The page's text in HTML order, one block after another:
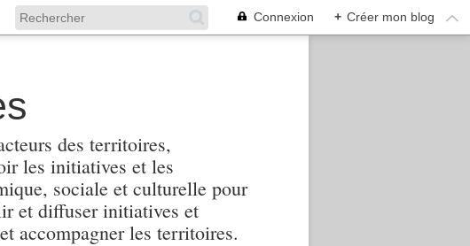
Connexion + Créer mon blog
des territoires,
les initiatives et les
sociale et culturelle pour
et diffuser initiatives et
accompagner les territoires.